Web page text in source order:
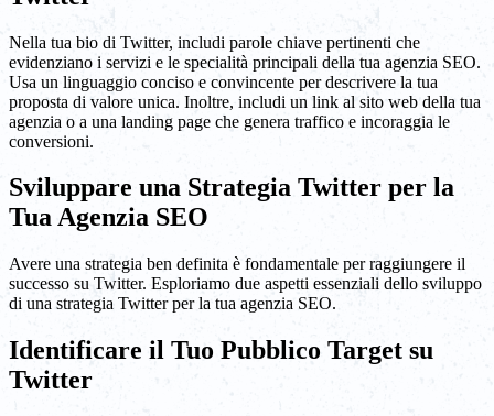
Nella tua bio di Twitter, includi parole chiave pertinenti che
evidenziano i servizi e le specialità principali della tua agenzia SEO.
Usa un linguaggio conciso e convincente per descrivere la tua
proposta di valore unica. Inoltre, includi un link al sito web della tua
agenzia o a una landing page che genera traffico e incoraggia le
conversioni.
Sviluppare una Strategia Twitter per la
Tua Agenzia SEO
Avere una strategia ben definita è fondamentale per raggiungere il
successo su Twitter. Esploriamo due aspetti essenziali dello sviluppo
di una strategia Twitter per la tua agenzia SEO.
Identificare il Tuo Pubblico Target su
Twitter